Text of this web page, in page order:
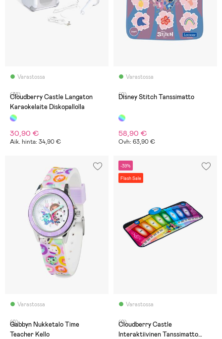
Varastossa
(38)
Cloudberry Castle Langaton
Karaokelaite Diskopallolla
30,90 €
Aik. hinta: 34,90 €
Varastossa
(0)
Disney Stitch Tanssimatto
58,90 €
Ovh: 63,90 €
Varastossa
(0)
Gabbyn Nukketalo Time
Teacher Kello
-39%
Flash Sale
Varastossa
(0)
Cloudberry Castle
Interaktiivinen Tanssimatto